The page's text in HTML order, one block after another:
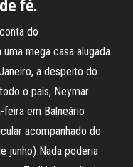
fé.
do
mega casa alugada
a despeito do
o país, Neymar
feira em Balneário
acompanhado do
junho) Nada poderia